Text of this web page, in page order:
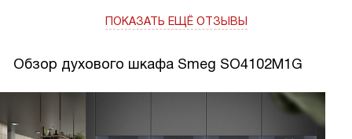
микроволн с грилем для запеканки — время сократилось,
облегчила уход! Рад такому приобретению!
ПОКАЗАТЬ ЕЩЁ ОТЗЫВЫ
Обзор духового шкафа Smeg SO4102M1G